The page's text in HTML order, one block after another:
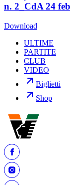
n. 2_CdA 24
Download
ULTIME
PARTITE
CLUB
VIDEO
Biglietti
Shop